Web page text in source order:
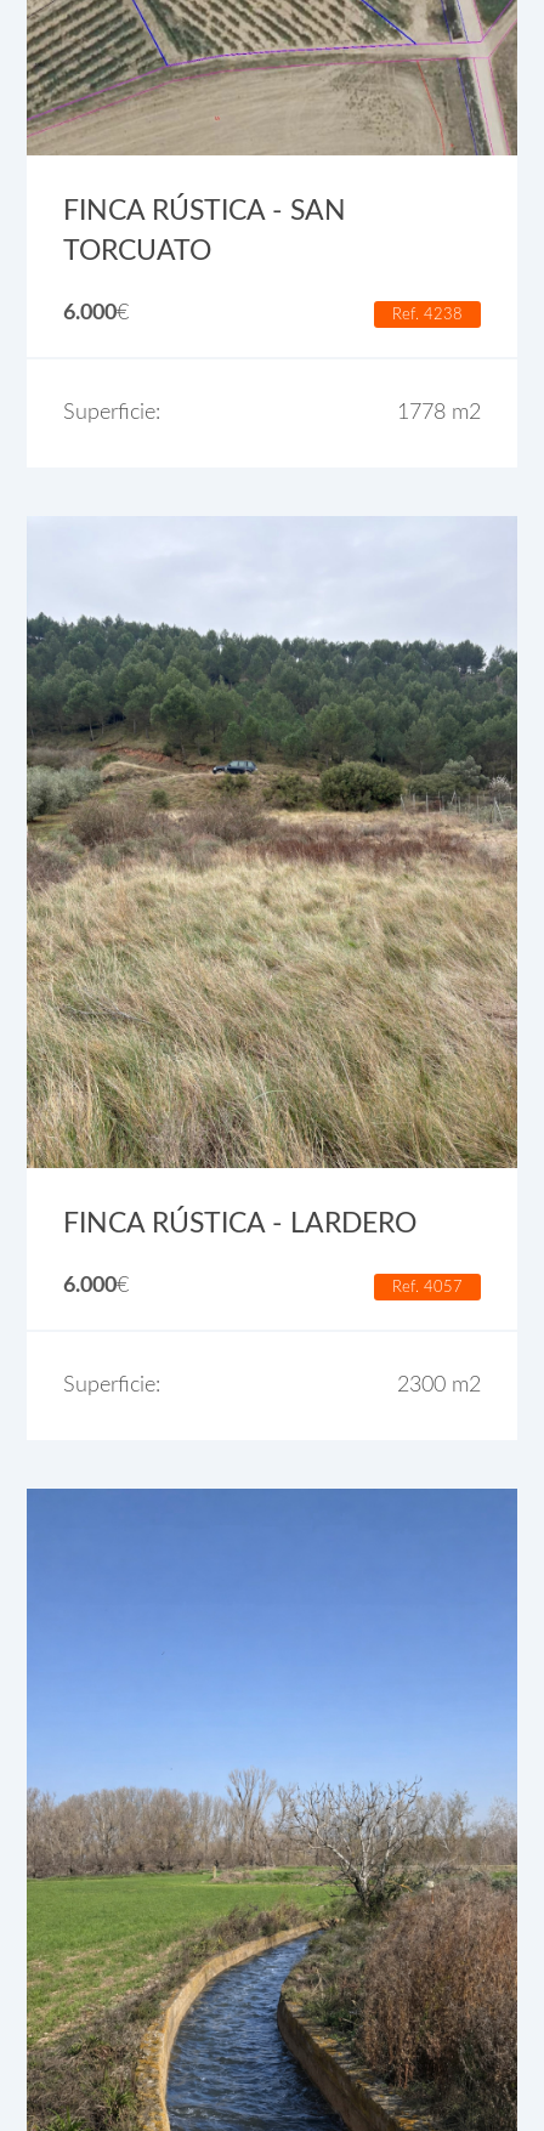
FINCA RÚSTICA - SAN
TORCUATO
6.000€ Ref. 4238
Superficie: 1778 m2
FINCA RÚSTICA - LARDERO
6.000€ Ref. 4057
Superficie: 2300 m2